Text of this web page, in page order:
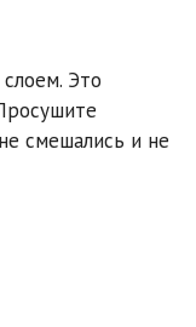
Это
смешались и не